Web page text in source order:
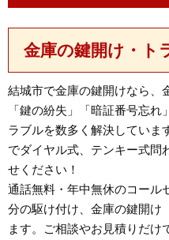
金庫の鍵開け・ト
結城市で金庫の鍵開けなら、
「鍵の紛失」「暗証番号忘
ラブルを数多く解決していま
でダイヤル式、テンキー式問
せください！
通話無料・年中無休のコール
分の駆け付け、金庫の鍵開け
ます。ご相談やお見積りだけ